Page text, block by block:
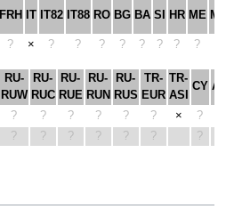
FRH IT IT82 IT88 RO BG BA SI HR ME
? × ? ? ? ? ? ? ? ?
RU-
RUW
RU-
RUC
RU-
RUE
RU-
RUN
RU-
RUS
TR-
EUR
TR-
ASI
CY
? ? ? ? ? ? × ?
? ? ? ? ? ? ?